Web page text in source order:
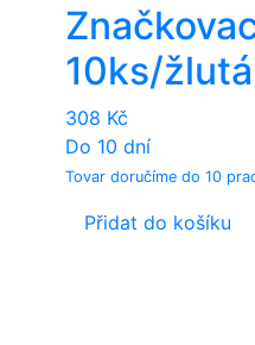
10ks/žlutá
308 Kč
Do 10 dní
Tovar doručíme do 10
Přidat do košíku